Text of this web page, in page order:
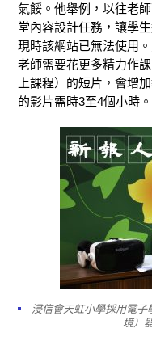
氣餒。他舉例，以往老
堂內容設計任務，讓學
現時該網站已無法使用
老師需要花更多精力作
上課程）的短片，會增
的影片需時3至4個小時
浸信會天虹小學採用電
境）